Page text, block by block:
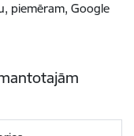
piemēram, Google